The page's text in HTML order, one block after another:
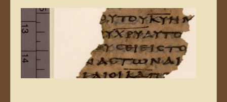
Declaração de Fé
Teologia Bíblica
Bibliografia